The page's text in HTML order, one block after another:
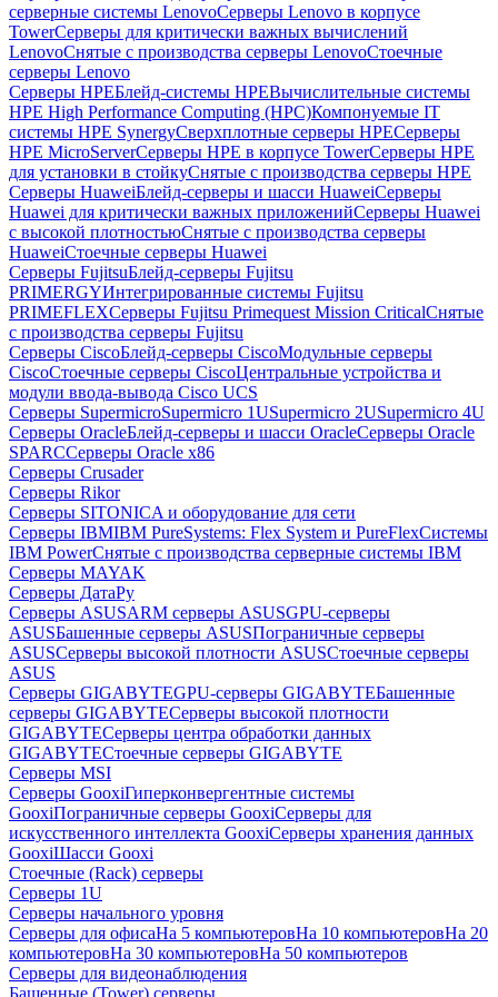
серверные системы LenovoСерверы Lenovo в корпусе
TowerСерверы для критически важных вычислений
LenovoСнятые с производства серверы LenovoСтоечные
серверы Lenovo
Серверы HPEБлейд-системы HPEВычислительные системы
HPE High Performance Computing (HPC)Компонуемые IT
системы HPE SynergyСверхплотные серверы HPEСерверы
HPE MicroServerСерверы HPE в корпусе TowerСерверы HPE
для установки в стойкуСнятые с производства серверы HPE
Серверы HuaweiБлейд-серверы и шасси HuaweiСерверы
Huawei для критически важных приложенийСерверы Huawei
с высокой плотностьюСнятые с производства серверы
HuaweiСтоечные серверы Huawei
Серверы FujitsuБлейд-серверы Fujitsu
PRIMERGYИнтегрированные системы Fujitsu
PRIMEFLEXСерверы Fujitsu Primequest Mission CriticalСнятые
с производства серверы Fujitsu
Серверы CiscoБлейд-серверы CiscoМодульные серверы
CiscoСтоечные серверы CiscoЦентральные устройства и
модули ввода-вывода Cisco UCS
Серверы SupermicroSupermicro 1USupermicro 2USupermicro 4U
Серверы OracleБлейд-серверы и шасси OracleСерверы Oracle
SPARCСерверы Oracle x86
Серверы Crusader
Серверы Rikor
Серверы SITONICA и оборудование для сети
Серверы IBMIBM PureSystems: Flex System и PureFlexСистемы
IBM PowerСнятые с производства серверные системы IBM
Серверы MAYAK
Серверы ДатаРу
Серверы ASUSARM серверы ASUSGPU-серверы
ASUSБашенные серверы ASUSПограничные серверы
ASUSСерверы высокой плотности ASUSСтоечные серверы
ASUS
Серверы GIGABYTEGPU-серверы GIGABYTEБашенные
серверы GIGABYTEСерверы высокой плотности
GIGABYTEСерверы центра обработки данных
GIGABYTEСтоечные серверы GIGABYTE
Серверы MSI
Серверы GooxiГиперконвергентные системы
GooxiПограничные серверы GooxiСерверы для
искусственного интеллекта GooxiСерверы хранения данных
GooxiШасси Gooxi
Стоечные (Rack) серверы
Серверы 1U
Серверы начального уровня
Серверы для офисаНа 5 компьютеровНа 10 компьютеровНа 20
компьютеровНа 30 компьютеровНа 50 компьютеров
Серверы для видеонаблюдения
Башенные (Tower) серверы